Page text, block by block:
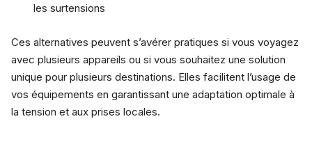
les surtensions
Ces alternatives peuvent s’avérer pratiques si vous voyagez
avec plusieurs appareils ou si vous souhaitez une solution
unique pour plusieurs destinations. Elles facilitent l’usage de
vos équipements en garantissant une adaptation optimale à
la tension et aux prises locales.